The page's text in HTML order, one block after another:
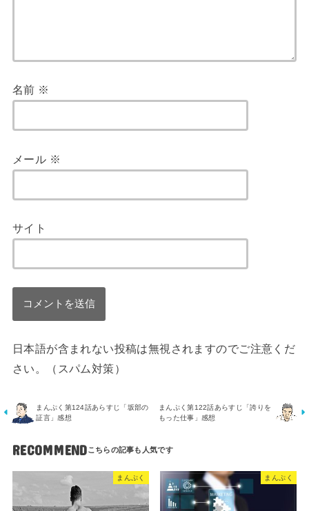
名前 ※
メール ※
サイト
日本語が含まれない投稿は無視されますのでご注意くだ
さい。（スパム対策）
まんぷく第124話あらすじ「坂部の
証言」感想
まんぷく第122話あらすじ「誇りを
もった仕事」感想
RECOMMEND
まんぷく まんぷく